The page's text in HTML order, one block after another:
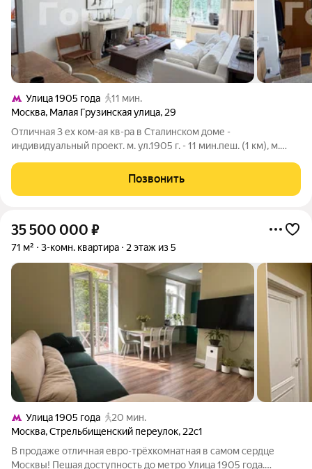
Улица 1905 года
11 мин.
Москва, Малая Грузинская улица, 29
Отличная 3 ех ком-ая кв-ра в Сталинском доме -
индивидуальный проект. м. ул.1905 г. - 11 мин.пеш. (1 км), м.
мин.пеш. (1,4 км), м. Белорусская 16 мин.пеш. (1,41 км), м.Позвонить
35 500 000 ₽
71 м² 3-комн. квартира 2 этаж из 5
Улица 1905 года
20 мин.
Москва,Стрельбищенский переулок, 22с1
В продаже отличная евро-трёхкомнатная в самом сердце
Москвы! Пешая доступность до метро Улица 1905 года.